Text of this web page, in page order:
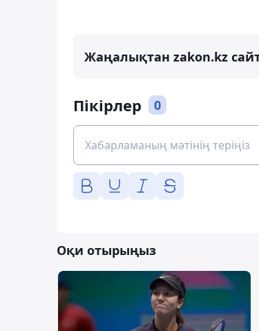
Жаңалықтан zakon.kz
Пікірлер 0
Оқи отырыңыз